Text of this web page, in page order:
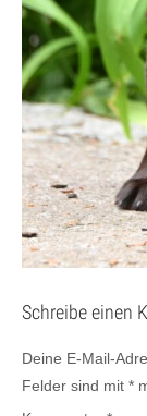
Schreibe einen
Deine E-Mail-
Felder sind mit *